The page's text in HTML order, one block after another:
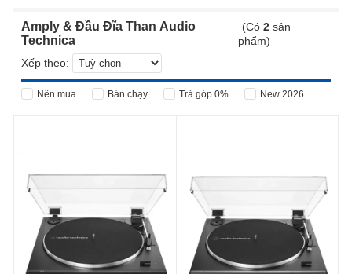
Amply & Đầu Đĩa Than Audio
Technica
(Có2 sản
phẩm)
Xếp theo:
Nên mua Bán chạy Trả góp 0% New 2026